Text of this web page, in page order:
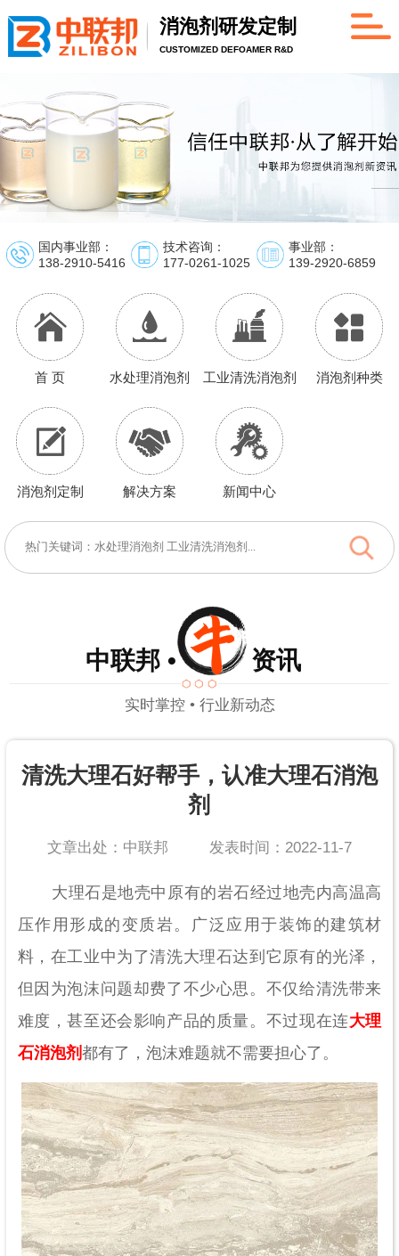
消泡剂研发定制
CUSTOMIZED DEFOAMER R&D
国内事业部：
138-2910-5416
技术咨询：
177-0261-1025
事业部：
139-2920-6859
首 页 水处理消泡剂 工业清洗消泡剂 消泡剂种类
消泡剂定制 解决方案 新闻中心
中联邦 • 资讯
实时掌控 • 行业新动态
清洗大理石好帮手，认准大理石消泡
剂
文章出处：中联邦 发表时间：2022-11-7
大理石是地壳中原有的岩石经过地壳内高温高
压作用形成的变质岩。广泛应用于装饰的建筑材
料，在工业中为了清洗大理石达到它原有的光泽，
但因为泡沫问题却费了不少心思。不仅给清洗带来
难度，甚至还会影响产品的质量。不过现在连大理
石消泡剂都有了，泡沫难题就不需要担心了。